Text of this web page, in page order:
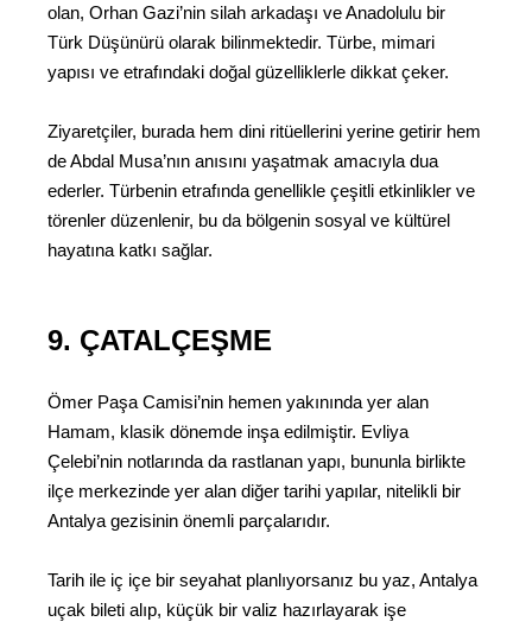
olan, Orhan Gazi’nin silah arkadaşı ve Anadolulu bir
Türk Düşünürü olarak bilinmektedir. Türbe, mimari
yapısı ve etrafındaki doğal güzelliklerle dikkat çeker.
Ziyaretçiler, burada hem dini ritüellerini yerine getirir hem
de Abdal Musa’nın anısını yaşatmak amacıyla dua
ederler. Türbenin etrafında genellikle çeşitli etkinlikler ve
törenler düzenlenir, bu da bölgenin sosyal ve kültürel
hayatına katkı sağlar.
9. ÇATALÇEŞME
Ömer Paşa Camisi’nin hemen yakınında yer alan
Hamam, klasik dönemde inşa edilmiştir. Evliya
Çelebi’nin notlarında da rastlanan yapı, bununla birlikte
ilçe merkezinde yer alan diğer tarihi yapılar, nitelikli bir
Antalya gezisinin önemli parçalarıdır.
Tarih ile iç içe bir seyahat planlıyorsanız bu yaz, Antalya
uçak bileti alıp, küçük bir valiz hazırlayarak işe